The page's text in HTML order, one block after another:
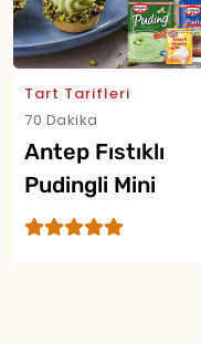
Tart Tarifleri
70 Dakika
Antep Fıstıklı
Pudingli Mini
Tartoletler